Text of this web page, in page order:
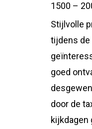
1500 –
Stijlvolle
tijdens de
goed
door de
kijkdagen